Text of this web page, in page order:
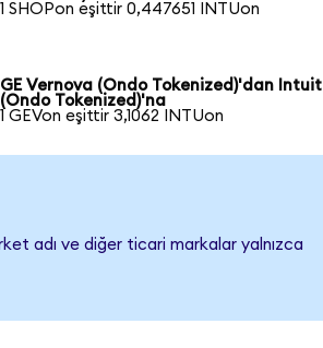
1 SHOPon eşittir 0,447651 INTUon
GE Vernova (Ondo Tokenized)'dan Intuit
(Ondo Tokenized)'na
1 GEVon eşittir 3,1062 INTUon
adı ve diğer ticari markalar yalnızca